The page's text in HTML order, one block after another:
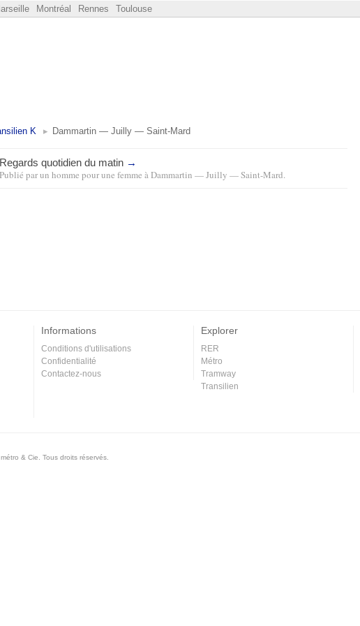
Montréal Rennes Toulouse
K Dammartin — Juilly — Saint-Mard
Regards quotidien du matin →
Publié parun homme pour une femme àDammartin — Juilly — Saint-Mard.
Informations
Conditions d'utilisations
Confidentialité
Contactez-nous
Explorer
RER
Métro
Tramway
Transilien
& Cie. Tous droits réservés.